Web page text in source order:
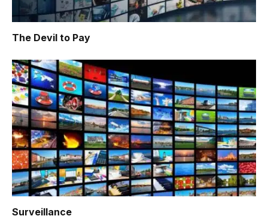
The Devil to Pay
Surveillance